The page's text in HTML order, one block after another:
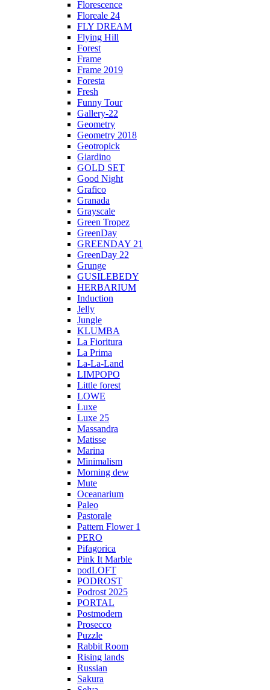
Florescence
Floreale 24
FLY DREAM
Flying Hill
Forest
Frame
Frame 2019
Foresta
Fresh
Funny Tour
Gallery-22
Geometry
Geometry 2018
Geotropick
Giardino
GOLD SET
Good Night
Grafico
Granada
Grayscale
Green Tropez
GreenDay
GREENDAY 21
GreenDay 22
Grunge
GUSILEBEDY
HERBARIUM
Induction
Jelly
Jungle
KLUMBA
La Fioritura
La Prima
La-La-Land
LIMPOPO
Little forest
LOWE
Luxe
Luxe 25
Massandra
Matisse
Marina
Minimalism
Morning dew
Mute
Oceanarium
Paleo
Pastorale
Pattern Flower 1
PERO
Pifagorica
Pink It Marble
podLOFT
PODROST
Podrost 2025
PORTAL
Postmodern
Prosecco
Puzzle
Rabbit Room
Rising lands
Russian
Sakura